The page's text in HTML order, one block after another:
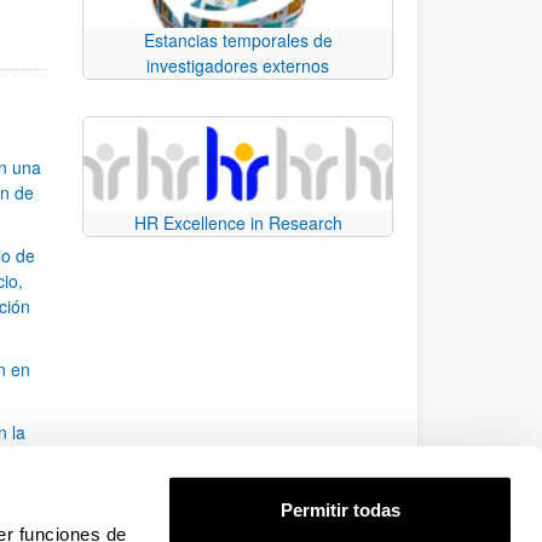
funciones de
Permitir todas
una
de
de
en
la
Estancias temporales de
investigadores externos
HR Excellence in Research